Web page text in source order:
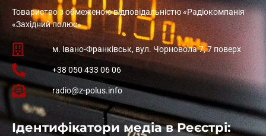
Товариство з обмеженою відповідальністю «Радіокомпанія
«Західний полюс»
м. Івано-Франківськ, вул. Чорновола 7, 7 поверх
+38 050 433 06 06
radio@z-polus.info
Ідентифікатори медіа в Реєстрі: